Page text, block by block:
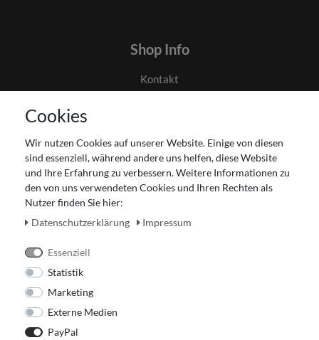
Shop Info
Kontakt
Impressum
Widerrufsrecht
Zahlung und Versand
Unser Ladengeschäft
Cookies
Wir nutzen Cookies auf unserer Website. Einige von diesen
sind essenziell, während andere uns helfen, diese Website
und Ihre Erfahrung zu verbessern. Weitere Informationen zu
den von uns verwendeten Cookies und Ihren Rechten als
Nutzer finden Sie hier:
Daten­schutz­erklärung
Impressum
Essenziell
Statistik
Marketing
Externe Medien
PayPal